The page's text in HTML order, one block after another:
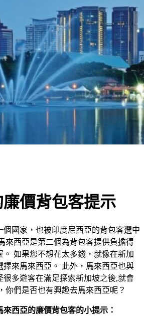
價背包客提示
個國家，也被印度尼西亞的背包客選中
來西亞是第二個為背包客提供負擔得
如果您不想花太多錢，就像在新加
擇來馬來西亞。 此外，馬來西亞也與
很多遊客在滿足探索新加坡之後,就會
你們是否也有興趣去馬來西亞呢？
來西亞的廉價背包客的小提示 ：